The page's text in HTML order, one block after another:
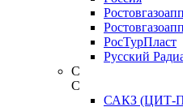
РосТурПласт
Русский
С
С
САКЗ (ЦИТ-